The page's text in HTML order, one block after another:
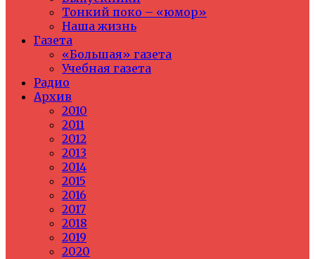
Тонкий поко – «юмор»
Наша жизнь
Газета
«Большая» газета
Учебная газета
Радио
Архив
2010
2011
2012
2013
2014
2015
2016
2017
2018
2019
2020